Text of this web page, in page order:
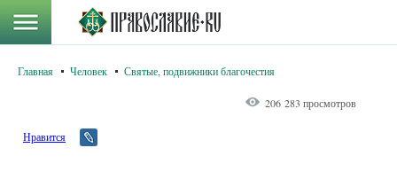
Главная Человек Святые, подвижники благочестия
206 283 просмотров
Нравится